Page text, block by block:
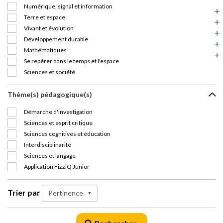
Numérique, signal et information
Terre et espace
Vivant et évolution
Développement durable
Mathématiques
Se repérer dans le temps et l'espace
Sciences et société
Thème(s) pédagogique(s)
Démarche d'investigation
Sciences et esprit critique
Sciences cognitives et éducation
Interdisciplinarité
Sciences et langage
Application FizziQ Junior
Trier par